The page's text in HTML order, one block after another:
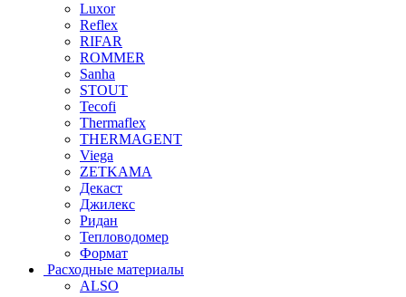
Luxor
Reflex
RIFAR
ROMMER
Sanha
STOUT
Tecofi
Thermaflex
THERMAGENT
Viega
ZETKAMA
Декаст
Джилекс
Ридан
Тепловодомер
Формат
Расходные материалы
ALSO